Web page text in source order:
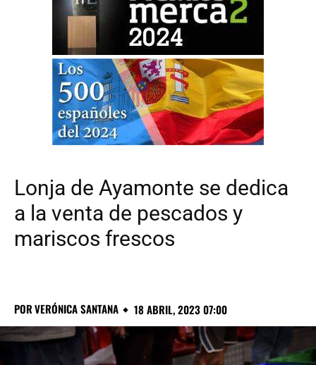
Lonja de Ayamonte se dedica
a la venta de pescados y
mariscos frescos
PORVERÓNICA SANTANA 18 ABRIL, 2023 07:00